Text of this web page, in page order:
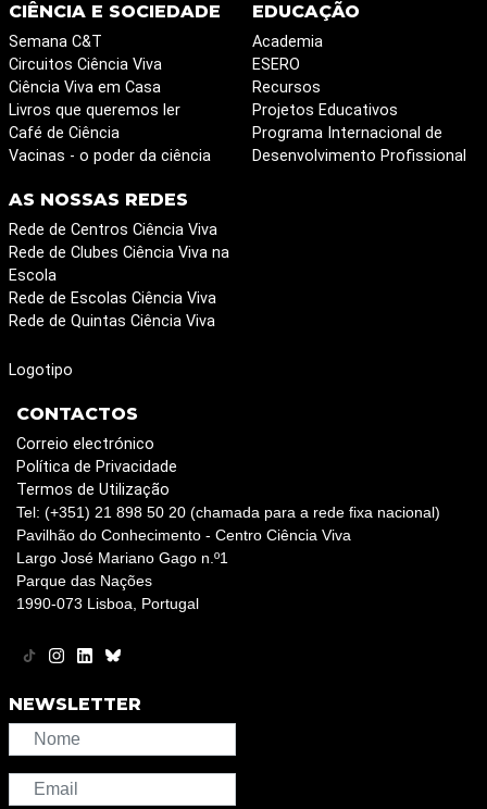
CIÊNCIA E SOCIEDADE
Semana C&T
Circuitos Ciência Viva
Ciência Viva em Casa
Livros que queremos ler
Café de Ciência
Vacinas - o poder da ciência
EDUCAÇÃO
Academia
ESERO
Recursos
Projetos Educativos
Programa Internacional de
Desenvolvimento Profissional
AS NOSSAS REDES
Rede de Centros Ciência Viva
Rede de Clubes Ciência Viva na
Escola
Rede de Escolas Ciência Viva
Rede de Quintas Ciência Viva
Logotipo
CONTACTOS
Correio electrónico
Política de Privacidade
Termos de Utilização
Tel: (+351) 21 898 50 20 (chamada para a rede fixa nacional)
Pavilhão do Conhecimento - Centro Ciência Viva
Largo José Mariano Gago n.º1
Parque das Nações
1990-073 Lisboa, Portugal
NEWSLETTER